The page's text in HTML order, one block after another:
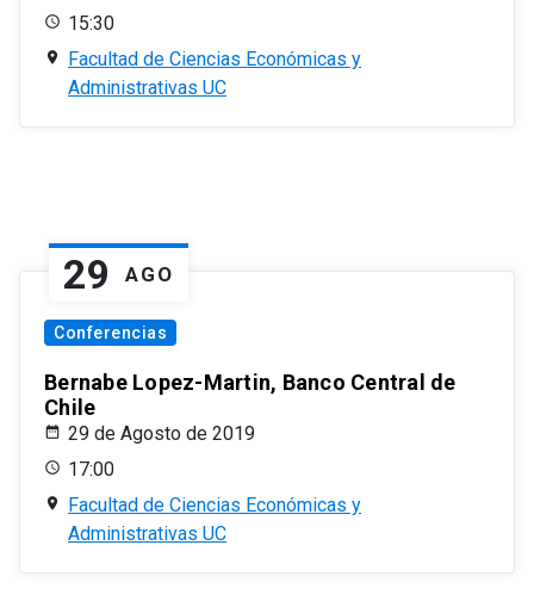
15:30
Facultad de Ciencias Económicas y
Administrativas UC
29 AGO
Conferencias
Bernabe Lopez-Martin, Banco Central de
Chile
29 de Agosto de 2019
17:00
Facultad de Ciencias Económicas y
Administrativas UC